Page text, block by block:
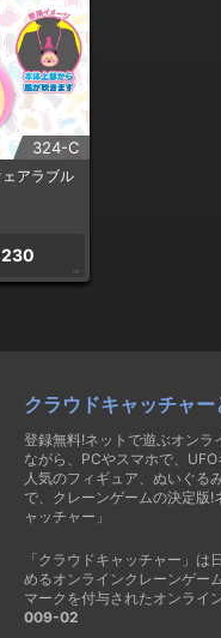
324-C
アラブル
230
CP
クラウドキャッチャー
登録無料!ネットで遊ぶオン
ながら、PCやスマホで、
人気のフィギュア、ぬいぐる
で、クレーンゲームの決定版
ャッチャー」
「クラウドキャッチャー」
めるオンラインクレーンゲー
マークを付与されたオンライ
009-02